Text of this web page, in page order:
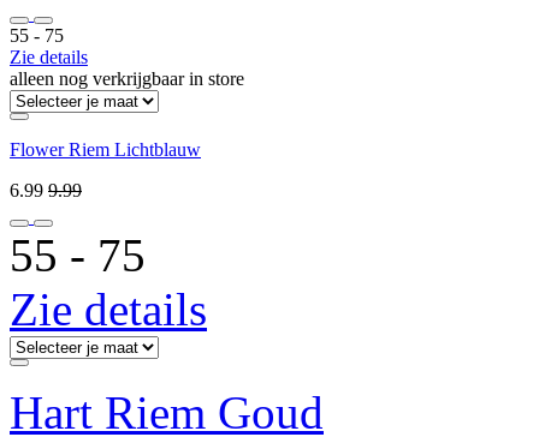
55 ‐ 75
Zie details
alleen nog verkrijgbaar in store
Flower Riem Lichtblauw
6.99 9.99
55 ‐ 75
Zie details
Hart Riem Goud